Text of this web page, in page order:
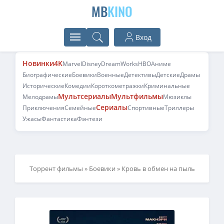
MBKINO
Вход
Новинки4KMarvelDisneyDreamWorksHBOАниме
БиографическиеБоевикиВоенныеДетективыДетскиеДрамы
ИсторическиеКомедииКороткометражкиКриминальные
МелодрамыМультсериалыМультфильмыМюзиклы
ПриключенияСемейныеСериалыСпортивныеТриллеры
УжасыФантастикаФэнтези
Торрент фильмы » Боевики » Кровь в обмен на пыль